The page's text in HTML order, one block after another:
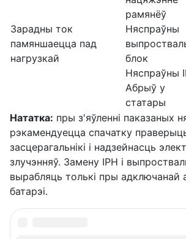
Зарадны ток
памяншаецца пад
нагрузкай
рамянёў
Няспраўны
блок
Няспраўны
Абрыў у
статары
Нататка: пры з'яўленні паказаных
рэкамендуецца спачатку
засцерагальнікі і надзейнасць
злучэнняў. Замену ІРН і
вырабляць толькі пры адключанай
батарэі.